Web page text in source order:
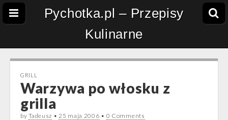
Pychotka.pl – Przepisy
Kulinarne
GRILL
Warzywa po włosku z
grilla
byTadeusz •25 maja 2006 • 0 Comments